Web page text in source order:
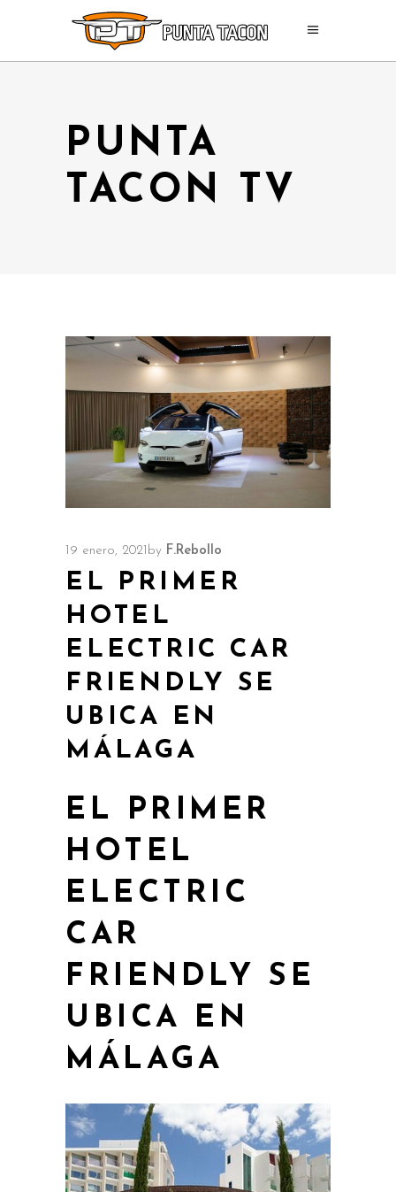
PUNTA
TACON TV
19 enero, 2021 by F.Rebollo
EL PRIMER
HOTEL
ELECTRIC CAR
FRIENDLY SE
UBICA EN
MÁLAGA
EL PRIMER
HOTEL
ELECTRIC
CAR
FRIENDLY SE
UBICA EN
MÁLAGA